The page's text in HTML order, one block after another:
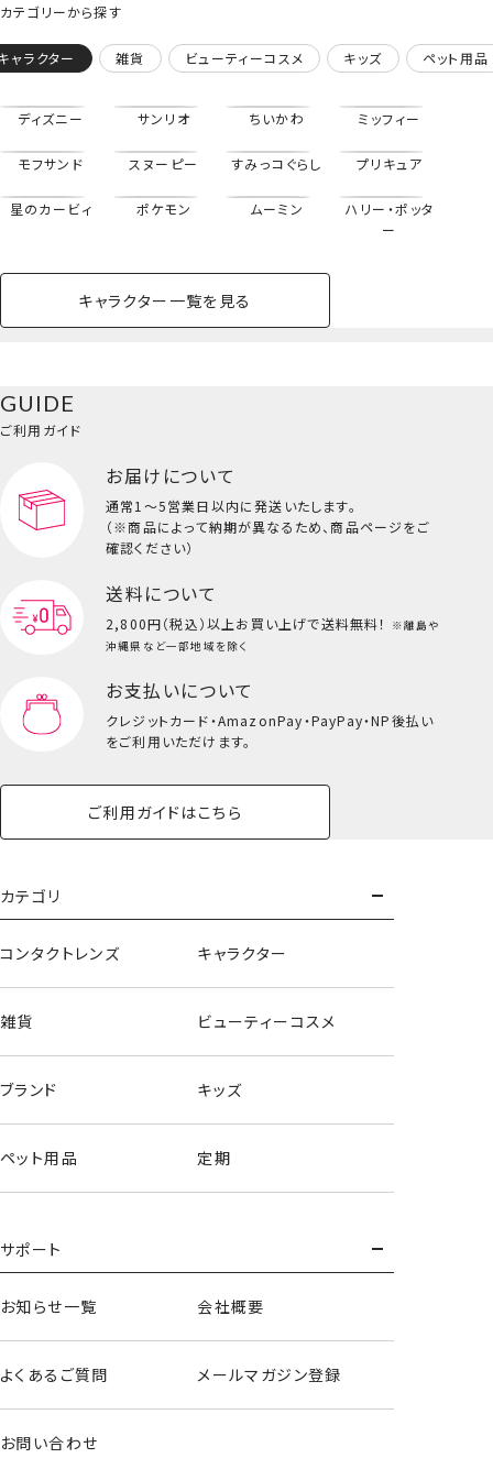
カテゴリーから探す
ャラクター 雑貨 ビューティーコスメ キッズ ペット用品
ディズニー サンリオ ちいかわ ミッフィー
モフサンド スヌーピー すみっコぐらし プリキュア
星のカービィ ポケモン ムーミン
ハリー・ポッタ
ー
キャラクター一覧を見る
イクアップ
ビューティーコスメ一覧を見る
バッグ・タオル・
小物
キッズ一覧を見る
GUIDE
ご利用ガイド
お届けについて
通常1～5営業日以内に発送いたします。
（※商品によって納期が異なるため、商品ページをご
確認ください）
送料について
2,800円（税込）以上お買い上げで送料無料！
※離島や
沖縄県など一部地域を除く
お支払いについて
クレジットカード・AmazonPay・PayPay・NP後払い
をご利用いただけます。
ご利用ガイドはこちら
カテゴリ
コンタクトレンズ キャラクター
雑貨 ビューティーコスメ
ブランド キッズ
ペット用品 定期
サポート
お知らせ一覧 会社概要
よくあるご質問 メールマガジン登録
お問い合わせ